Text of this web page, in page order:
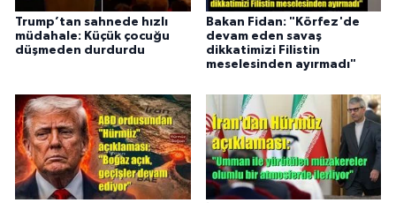
Trump’tan sahnede hızlı
müdahale: Küçük çocuğu
düşmeden durdurdu
Bakan Fidan: "Körfez'de
devam eden savaş
dikkatimizi Filistin
meselesinden ayırmadı"